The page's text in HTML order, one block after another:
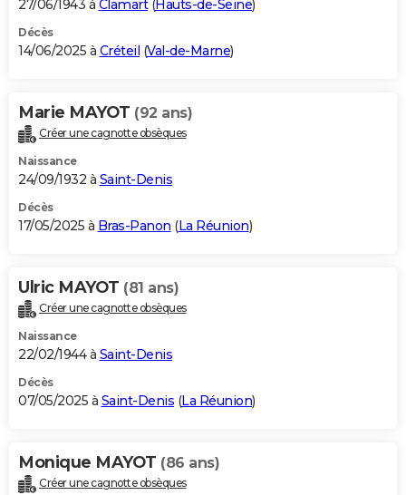
27/06/1943 à Clamart(Hauts-de-Seine)
Décès
14/06/2025 à Créteil (Val-de-Marne)
Marie MAYOT (92 ans)
Créer une cagnotte obsèques
Naissance
24/09/1932 à Saint-Denis
Décès
17/05/2025 à Bras-Panon (La Réunion)
Ulric MAYOT (81 ans)
Créer une cagnotte obsèques
Naissance
22/02/1944 à Saint-Denis
Décès
07/05/2025 à Saint-Denis (La Réunion)
Monique MAYOT (86 ans)
Créer une cagnotte obsèques